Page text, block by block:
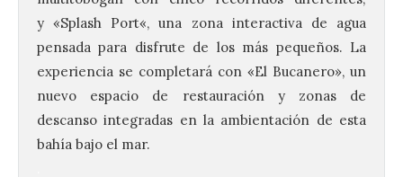
y «Splash Port«, una zona interactiva de agua
pensada para disfrute de los más pequeños. La
experiencia se completará con «El Bucanero», un
nuevo espacio de restauración y zonas de
descanso integradas en la ambientación de esta
bahía bajo el mar.